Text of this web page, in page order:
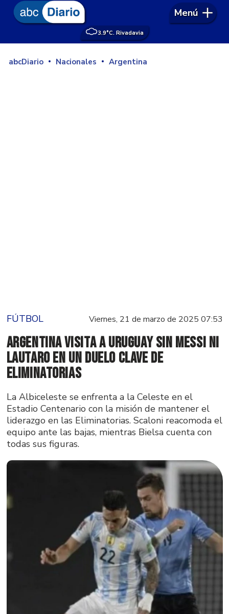
3.9°C. Rivadavia
Menú
abcDiario Nacionales Argentina
FÚTBOL Viernes, 21 de marzo de 2025 07:53
Argentina visita a Uruguay sin Messi ni
Lautaro en un duelo clave de
Eliminatorias
La Albiceleste se enfrenta a la Celeste en el
Estadio Centenario con la misión de mantener el
liderazgo en las Eliminatorias. Scaloni reacomoda el
equipo ante las bajas, mientras Bielsa cuenta con
todas sus figuras.